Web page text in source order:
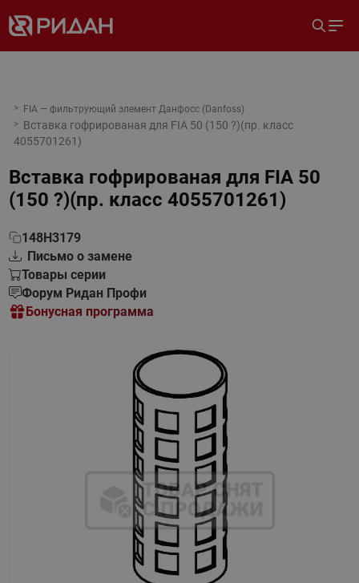
FIA — фильтрующий элемент Данфосс (Danfoss)
Вставка гофрированая для FIA 50 (150 ?)(пр. класс
4055701261)
Вставка гофрированая для FIA 50
(150 ?)(пр. класс 4055701261)
148H3179
Письмо о замене
Товары серии
Форум Ридан Профи
Бонусная программа